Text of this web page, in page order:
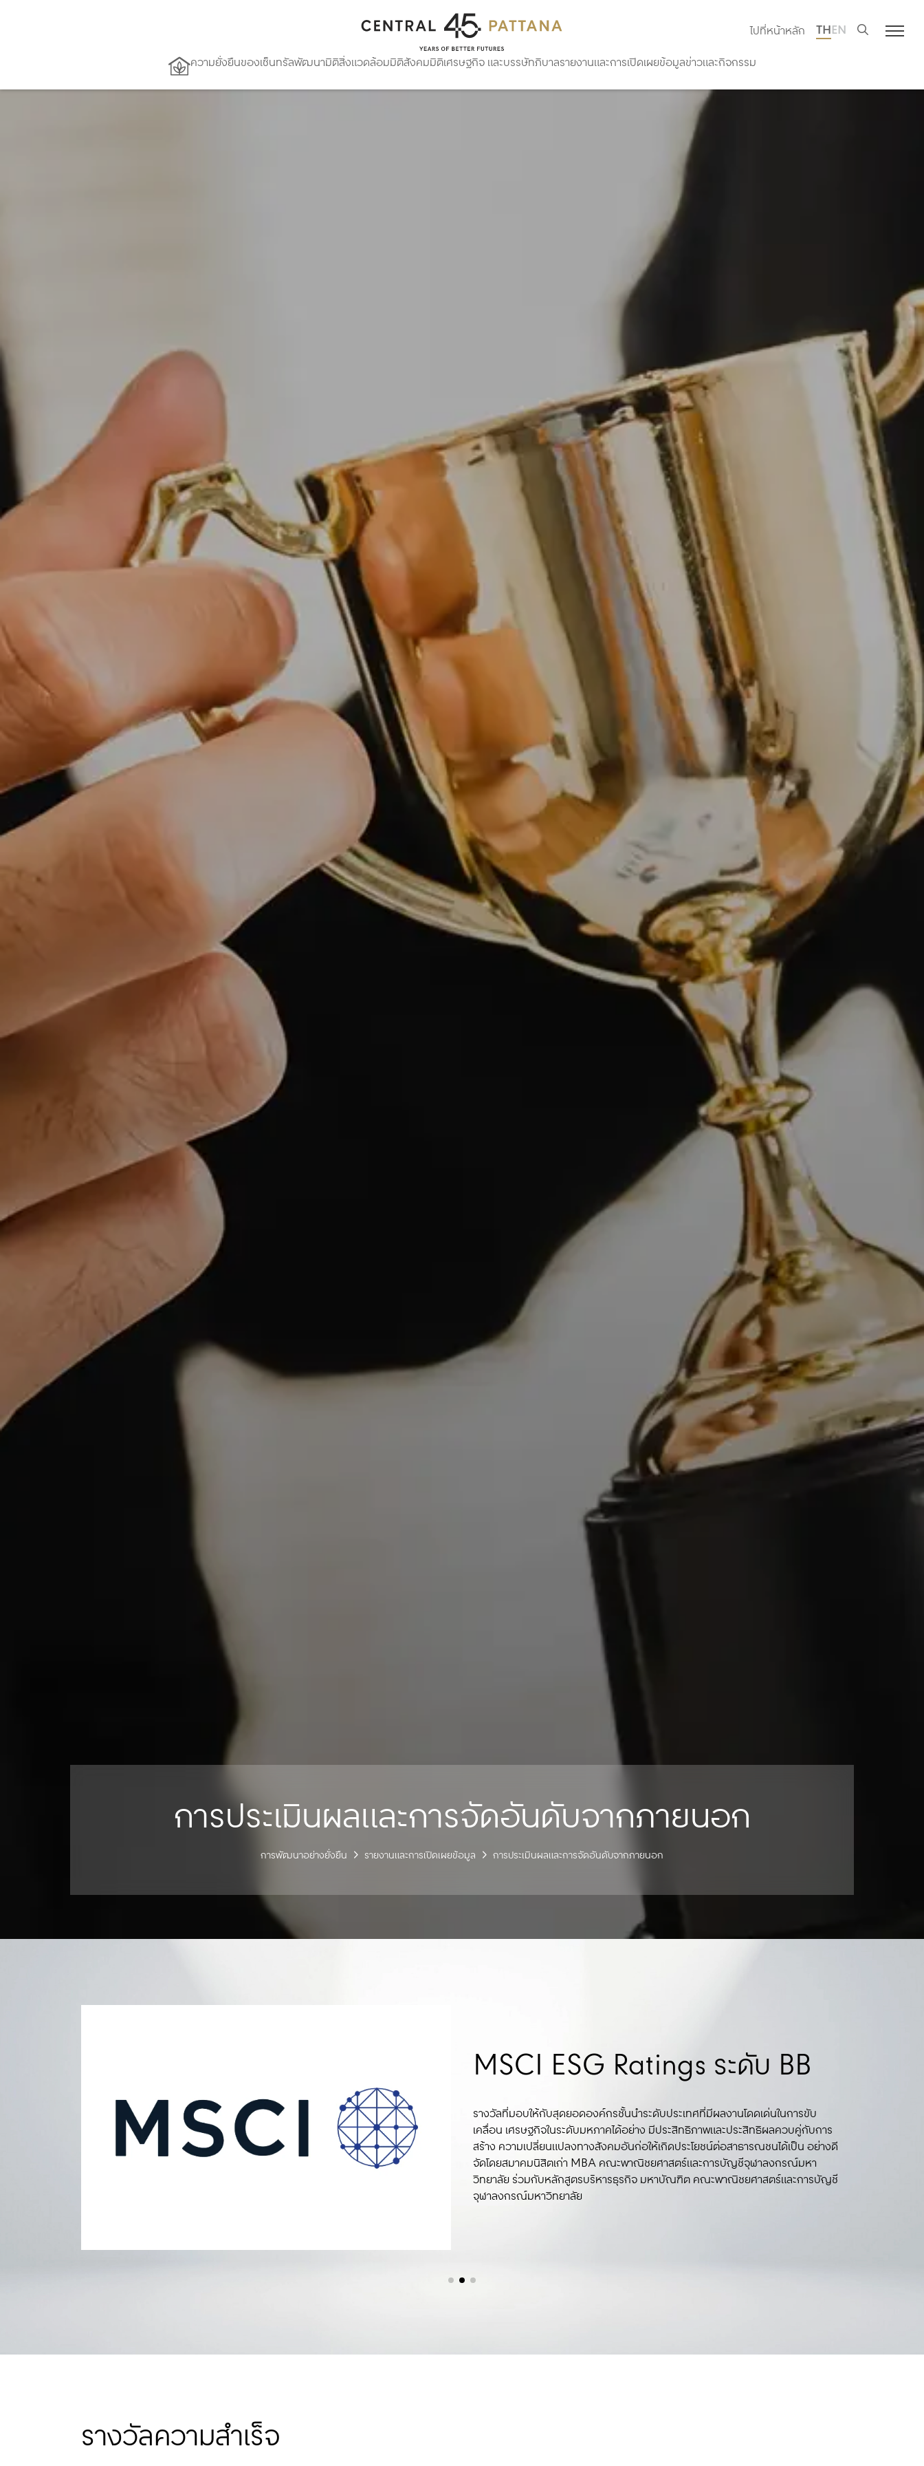
ไปที่หน้าหลัก THEN
ความยั่งยืนของเซ็นทรัลพัฒนามิติสิ่งแวดล้อมมิติสังคมมิติเศรษฐกิจ และบรรษัทภิบาลรายงานและการเปิดเผยข้อมูลข่าวและกิจกรรม
การประเมินผลและการจัดอันดับจากภายนอก
การพัฒนาอย่างยั่งยืน รายงานและการเปิดเผยข้อมูล การประเมินผลและการจัดอันดับจากภายนอก
อนุรักษ์พลังงาน ประเภทอาคาร
ควบคุม
รางวัลที่มอบให้กับสุดยอดองค์กรชั้นนำระดับประเทศที่มีผลงานโดดเด่นในการขับ
เคลื่อน เศรษฐกิจในระดับมหภาคได้อย่าง มีประสิทธิภาพและประสิทธิผลควบคู่กับการ
สร้าง ความเปลี่ยนแปลงทางสังคมอันก่อให้เกิดประโยชน์ต่อสาธารณชนได้เป็น อย่างดี
จัดโดยสมาคมนิสิตเก่า MBA คณะพาณิชยศาสตร์และการบัญชีจุฬาลงกรณ์มหา
Estate Sustainability
Benchmark)
รางวัลที่มอบให้กับสุดยอดองค์กรชั้นนำระดับประเทศที่มีผลงานโดดเด่นในการขับ
เคลื่อน เศรษฐกิจในระดับมหภาคได้อย่าง มีประสิทธิภาพและประสิทธิผลควบคู่กับการ
สร้าง ความเปลี่ยนแปลงทางสังคมอันก่อให้เกิดประโยชน์ต่อสาธารณชนได้เป็น อย่างดี
จัดโดยสมาคมนิสิตเก่า MBA คณะพาณิชยศาสตร์และการบัญชีจุฬาลงกรณ์มหา
MSCI ESG Ratings ระดับ BB
รางวัลที่มอบให้กับสุดยอดองค์กรชั้นนำระดับประเทศที่มีผลงานโดดเด่นในการขับ
เคลื่อน เศรษฐกิจในระดับมหภาคได้อย่าง มีประสิทธิภาพและประสิทธิผลควบคู่กับการ
สร้าง ความเปลี่ยนแปลงทางสังคมอันก่อให้เกิดประโยชน์ต่อสาธารณชนได้เป็น อย่างดี
จัดโดยสมาคมนิสิตเก่า MBA คณะพาณิชยศาสตร์และการบัญชีจุฬาลงกรณ์มหา
วิทยาลัย ร่วมกับหลักสูตรบริหารธุรกิจ มหาบัณฑิต คณะพาณิชยศาสตร์และการบัญชี
จุฬาลงกรณ์มหาวิทยาลัย
อนุรักษ์พลังงาน ประเภทอาคาร
ควบคุม
รางวัลที่มอบให้กับสุดยอดองค์กรชั้นนำระดับประเทศที่มีผลงานโดดเด่นในการขับ
เคลื่อน เศรษฐกิจในระดับมหภาคได้อย่าง มีประสิทธิภาพและประสิทธิผลควบคู่กับการ
สร้าง ความเปลี่ยนแปลงทางสังคมอันก่อให้เกิดประโยชน์ต่อสาธารณชนได้เป็น อย่างดี
จัดโดยสมาคมนิสิตเก่า MBA คณะพาณิชยศาสตร์และการบัญชีจุฬาลงกรณ์มหา
Estate Sustainability
Benchmark)
รางวัลที่มอบให้กับสุดยอดองค์กรชั้นนำระดับประเทศที่มีผลงานโดดเด่นในการขับ
เคลื่อน เศรษฐกิจในระดับมหภาคได้อย่าง มีประสิทธิภาพและประสิทธิผลควบคู่กับการ
สร้าง ความเปลี่ยนแปลงทางสังคมอันก่อให้เกิดประโยชน์ต่อสาธารณชนได้เป็น อย่างดี
จัดโดยสมาคมนิสิตเก่า MBA คณะพาณิชยศาสตร์และการบัญชีจุฬาลงกรณ์มหา
รางวัลความสำเร็จ